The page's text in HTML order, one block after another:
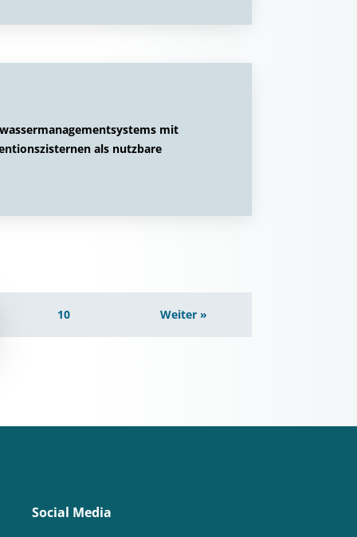
mit
als nutzbare
10 Weiter »
Social Media